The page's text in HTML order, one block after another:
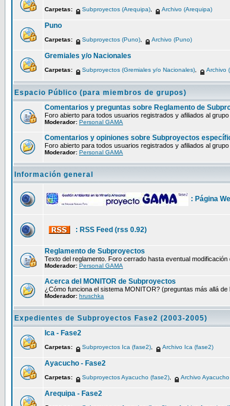
Carpetas: Subproyectos (Arequipa) Archivo (Arequipa)
Puno
Carpetas: Subproyectos (Puno) Archivo (Puno)
Gremiales y/o Nacionales
Carpetas: Subproyectos (Gremiales y/o Nacionales) Archivo
Espacio Público (para miembros de grupos)
Comentarios y preguntas sobre Reglamento de
Foro abierto para todos usuarios registrados y afiliados al
Moderador: Personal GAMA
Comentarios y opiniones sobre Subproyectos
Foro abierto para todos usuarios registrados y afiliados al
Moderador: Personal GAMA
Información general
: Página
: RSS Feed (rss 0.92)
Reglamento de Subproyectos
Texto del reglamento. Foro cerrado hasta eventual modificación
Moderador: Personal GAMA
Acerca del MONITOR de Subproyectos
¿Cómo funciona el sistema MONITOR? (preguntas más allá
Moderador: hruschka
Expedientes de Subproyectos Fase2 (2003-2005)
Ica - Fase2
Carpetas: Subproyectos Ica (fase2) Archivo Ica (fase2)
Ayacucho - Fase2
Carpetas: Subproyectos Ayacucho (fase2) Archivo
Arequipa - Fase2